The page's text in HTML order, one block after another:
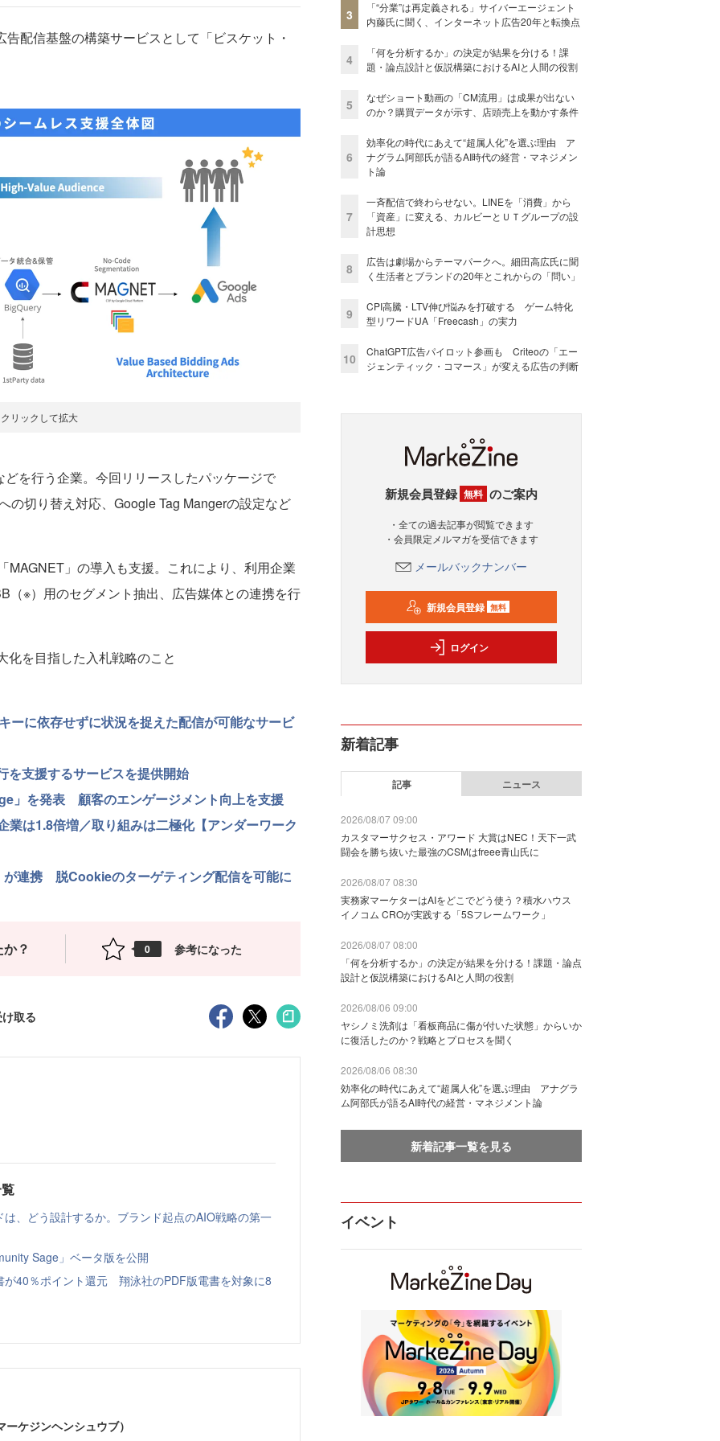
配信基盤の構築サービスとして「ビスケット・
クリックして拡大
を行う企業。今回リリースしたパッケージで
の切り替え対応、Google Tag Mangerの設定など
」の導入も支援。これにより、利用企業
（※）用のセグメント抽出、広告媒体との連携を行
を目指した入札戦略のこと
ーに依存せずに状況を捉えた配信が可能なサービ
支援するサービスを提供開始
」を発表 顧客のエンゲージメント向上を支援
業は1.8倍増／取り組みは二極化【アンダーワーク
連携 脱Cookieのターゲティング配信を可能に
？ 0 参考になった
取る
、どう設計するか。ブランド起点のAIO戦略の第一
Sage」ベータ版を公開
が40％ポイント還元 翔泳社のPDF版電書を対象に8
ケジンヘンシュウブ）
3
「“分業”は再定義される」サイバーエージェント
内藤氏に聞く、インターネット広告20年と転換点
4
「何を分析するか」の決定が結果を分ける！課
題・論点設計と仮説構築におけるAIと人間の役割
5
なぜショート動画の「CM流用」は成果が出ない
のか？購買データが示す、店頭売上を動かす条件
6
効率化の時代にあえて“超属人化”を選ぶ理由 ア
ナグラム阿部氏が語るAI時代の経営・マネジメン
ト論
7
一斉配信で終わらせない。LINEを「消費」から
「資産」に変える、カルビーとＵＴグループの設
計思想
8
広告は劇場からテーマパークへ。細田高広氏に聞
く生活者とブランドの20年とこれからの「問い」
9
CPI高騰・LTV伸び悩みを打破する ゲーム特化
型リワードUA「Freecash」の実力
10
ChatGPT広告パイロット参画も Criteoの「エー
ジェンティック・コマース」が変える広告の判断
新規会員登録 無料 のご案内
・全ての過去記事が閲覧できます
・会員限定メルマガを受信できます
メールバックナンバー
新規会員登録 無料
ログイン
新着記事
記事 ニュース
2026/08/07 09:00
カスタマーサクセス・アワード 大賞はNEC！天下一武
闘会を勝ち抜いた最強のCSMはfreee青山氏に
2026/08/07 08:30
実務家マーケターはAIをどこでどう使う？積水ハウス
イノコム CROが実践する「5Sフレームワーク」
2026/08/07 08:00
「何を分析するか」の決定が結果を分ける！課題・論点
設計と仮説構築におけるAIと人間の役割
2026/08/06 09:00
ヤシノミ洗剤は「看板商品に傷が付いた状態」からいか
に復活したのか？戦略とプロセスを聞く
2026/08/06 08:30
効率化の時代にあえて“超属人化”を選ぶ理由 アナグラ
ム阿部氏が語るAI時代の経営・マネジメント論
新着記事一覧を見る
イベント